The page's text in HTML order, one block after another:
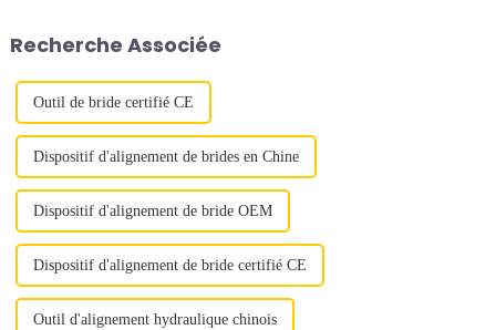
s'effectue…
Recherche Associée
Outil de bride certifié CE
Dispositif d'alignement de brides en Chine
Dispositif d'alignement de bride OEM
Dispositif d'alignement de bride certifié CE
Outil d'alignement hydraulique chinois